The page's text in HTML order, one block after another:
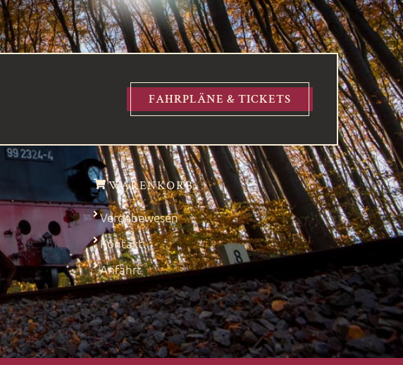
FAHRPLÄNE & TICKETS
WARENKORB
Vergabewesen
Kontakt
Anfahrt